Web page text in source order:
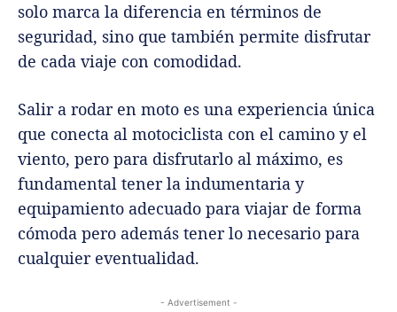
solo marca la diferencia en términos de
seguridad, sino que también permite disfrutar
de cada viaje con comodidad.
Salir a rodar en moto es una experiencia única
que conecta al motociclista con el camino y el
viento, pero para disfrutarlo al máximo, es
fundamental tener la indumentaria y
equipamiento adecuado para viajar de forma
cómoda pero además tener lo necesario para
cualquier eventualidad.
- Advertisement -